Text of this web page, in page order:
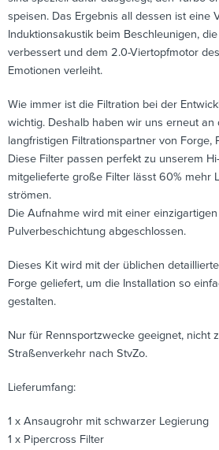
speisen. Das Ergebnis all dessen ist eine
Induktionsakustik beim Beschleunigen,
verbessert und dem 2.0-Viertopfmotor
Emotionen verleiht.
Wie immer ist die Filtration bei der
wichtig. Deshalb haben wir uns erneut
langfristigen Filtrationspartner von Forge,
Diese Filter passen perfekt zu unserem
mitgelieferte große Filter lässt 60% mehr
strömen.
Die Aufnahme wird mit einer
Pulverbeschichtung abgeschlossen.
Dieses Kit wird mit der üblichen
Forge geliefert, um die Installation so
gestalten.
Nur für Rennsportzwecke geeignet, nicht
Straßenverkehr nach StvZo.
Lieferumfang:
1 x Ansaugrohr mit schwarzer Legierung
1 x Pipercross Filter